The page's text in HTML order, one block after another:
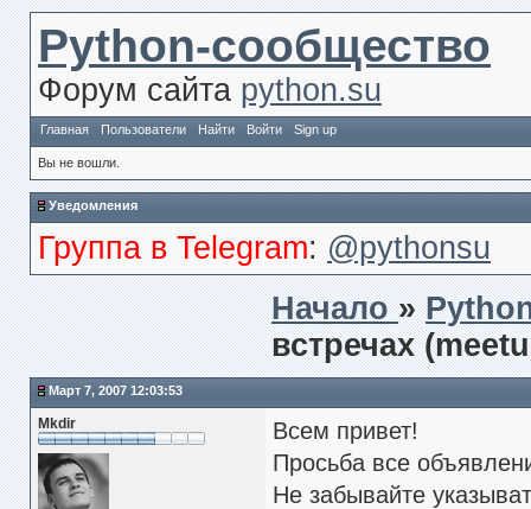
Python-сообщество
Форум сайта python.su
Главная Пользователи Найти Войти Sign up
Вы не вошли.
Уведомления
Группа в Telegram: @pythonsu
Начало»
встречах
Март 7, 2007 12:03:53
Mkdir
Всем привет!
Просьба все
Не забывайте